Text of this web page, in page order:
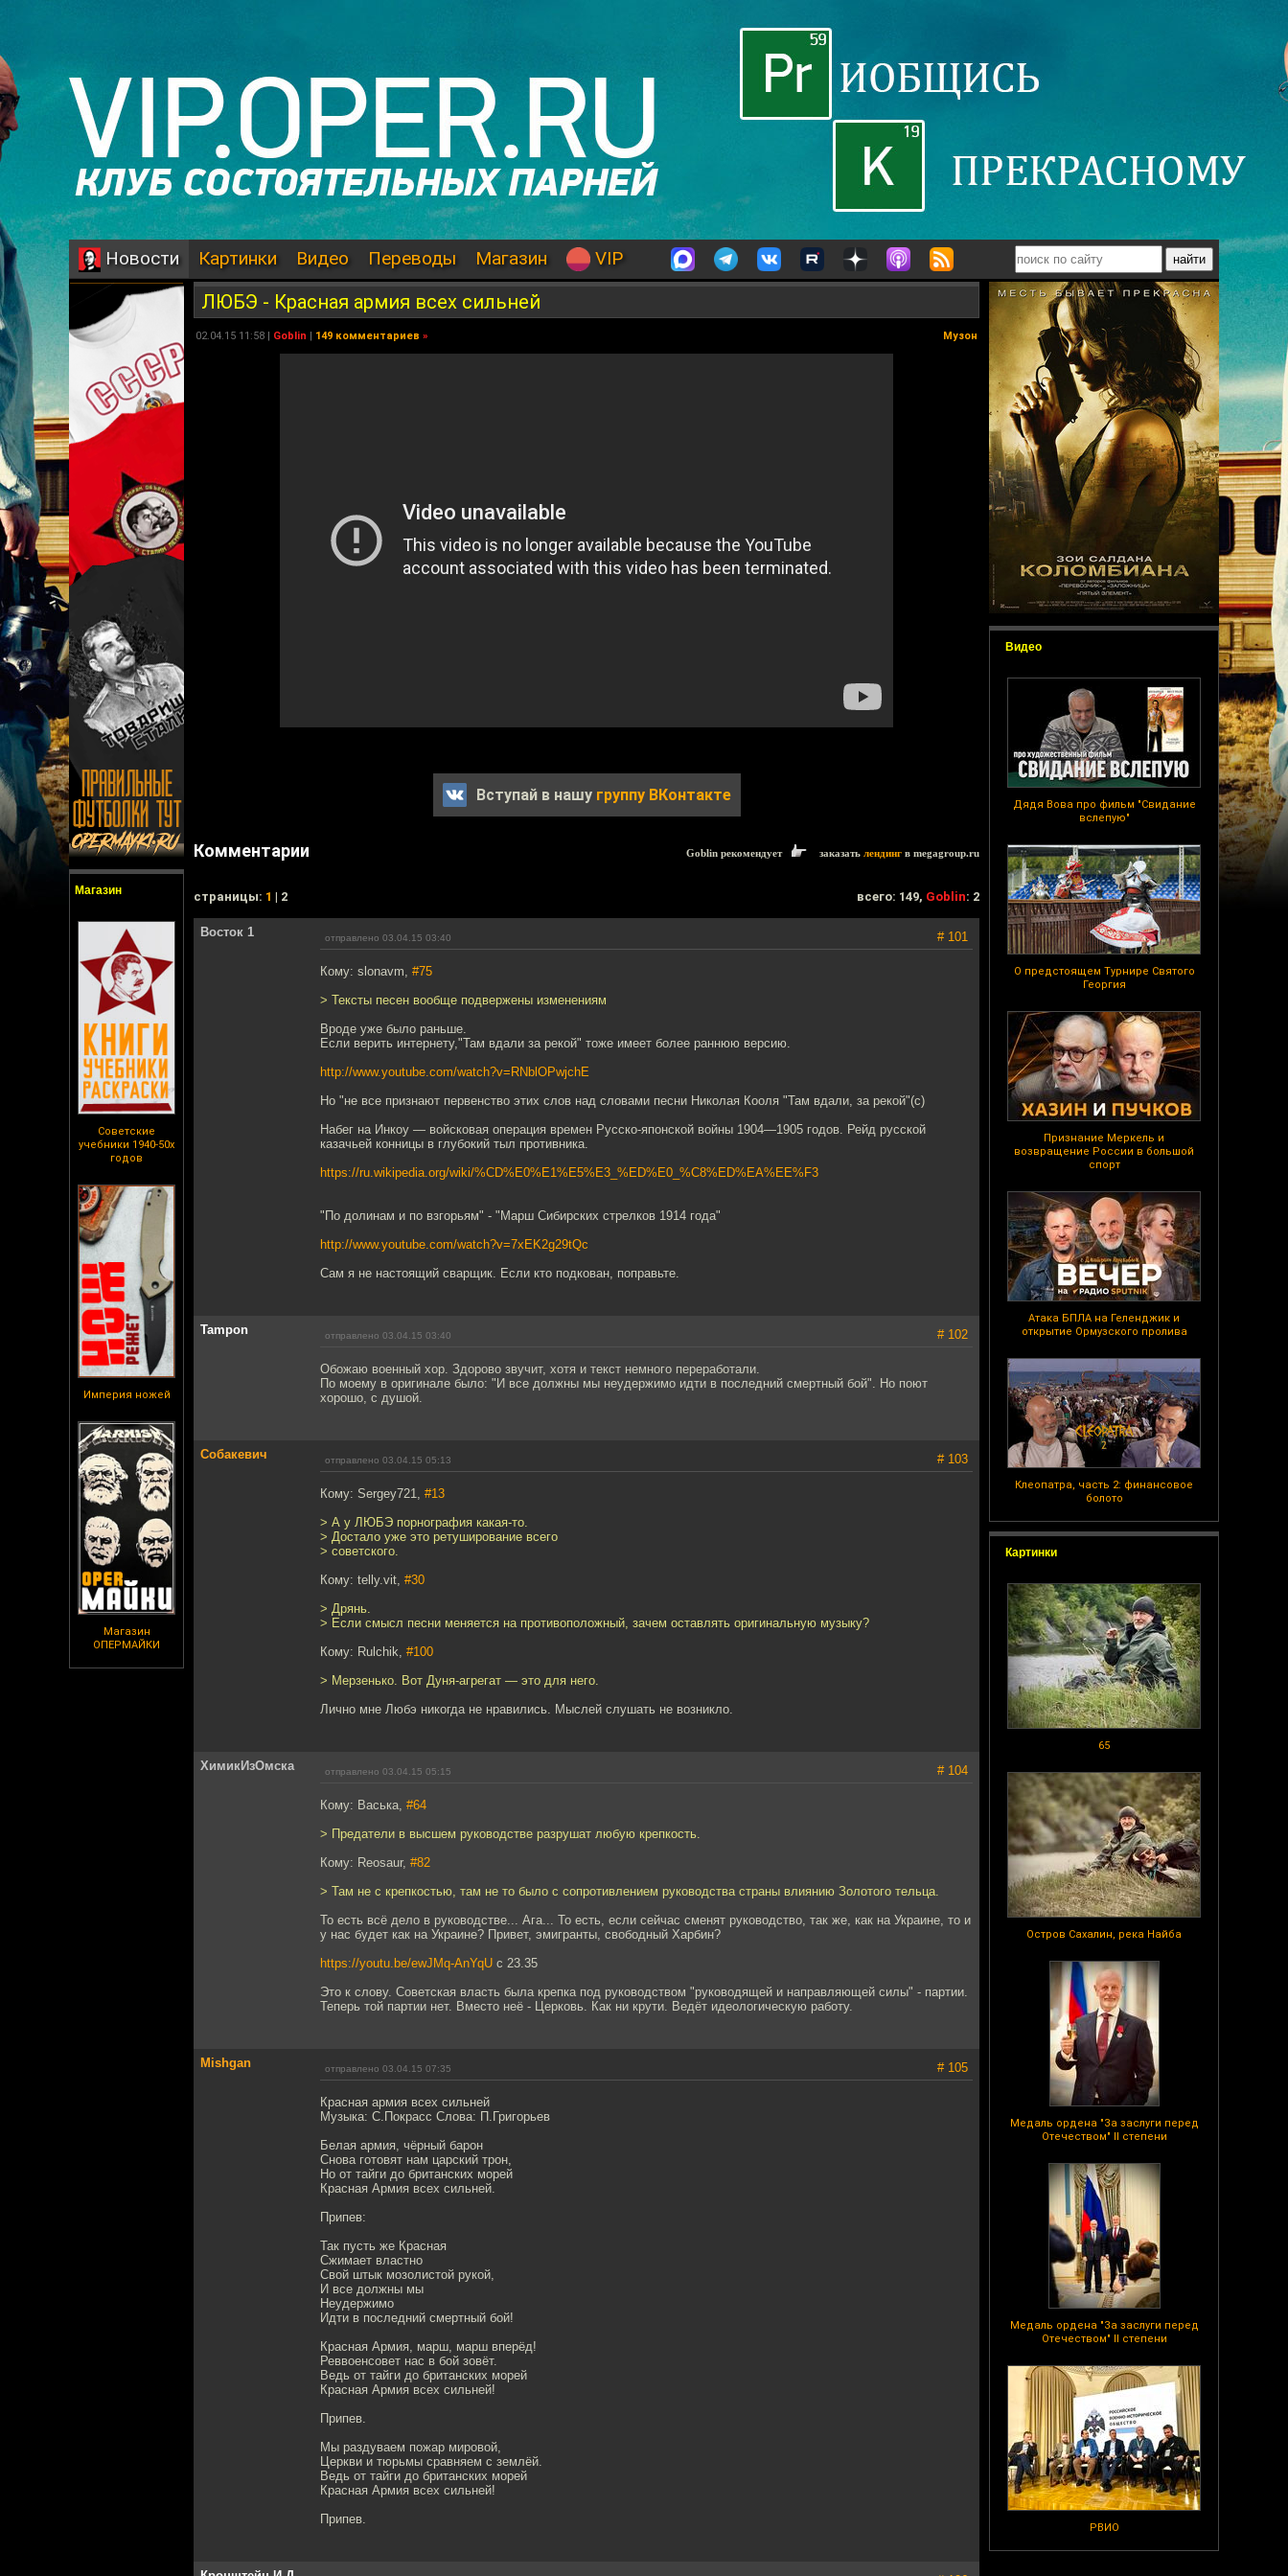
Новости Картинки Видео Переводы Магазин VIP
Магазин
Советские
учебники 1940-50х
годов
Империя ножей
Магазин
ОПЕРМАЙКИ
Видео
Дядя Вова про фильм "Свидание
вслепую"
О предстоящем Турнире Святого
Георгия
Признание Меркель и
возвращение России в большой
спорт
Атака БПЛА на Геленджик и
открытие Ормузского пролива
Клеопатра, часть 2: финансовое
болото
Картинки
65
Остров Сахалин, река Найба
Медаль ордена "За заслуги перед
Отечеством" II степени
Медаль ордена "За заслуги перед
Отечеством" II степени
РВИО
ЛЮБЭ - Красная армия всех сильней
02.04.15 11:58 | Goblin | 149 комментариев » Музон
Вступай в нашу группу ВКонтакте
Комментарии Goblin рекомендует заказать лендинг в megagroup.ru
cтраницы: 1 | 2 всего: 149, Goblin: 2
Восток 1 отправлено 03.04.15 03:40 # 101
Кому: slonavm, #75
> Тексты песен вообще подвержены изменениям
Вроде уже было раньше.
Если верить интернету,"Там вдали за рекой" тоже имеет более раннюю версию.
http://www.youtube.com/watch?v=RNblOPwjchE
Но "не все признают первенство этих слов над словами песни Николая Кооля "Там вдали, за рекой"(с)
Набег на Инкоу — войсковая операция времен Русско-японской войны 1904—1905 годов. Рейд русской
казачьей конницы в глубокий тыл противника.
https://ru.wikipedia.org/wiki/%CD%E0%E1%E5%E3_%ED%E0_%C8%ED%EA%EE%F3
"По долинам и по взгорьям" - "Марш Сибирских стрелков 1914 года"
http://www.youtube.com/watch?v=7xEK2g29tQc
Сам я не настоящий сварщик. Если кто подкован, поправьте.
Tampon отправлено 03.04.15 03:40 # 102
Обожаю военный хор. Здорово звучит, хотя и текст немного переработали.
По моему в оригинале было: "И все должны мы неудержимо идти в последний смертный бой". Но поют
хорошо, с душой.
Собакевич отправлено 03.04.15 05:13 # 103
Кому: Sergey721, #13
> А у ЛЮБЭ порнография какая-то.
> Достало уже это ретуширование всего
> советского.
Кому: telly.vit, #30
> Дрянь.
> Если смысл песни меняется на противоположный, зачем оставлять оригинальную музыку?
Кому: Rulchik, #100
> Мерзенько. Вот Дуня-агрегат — это для него.
Лично мне Любэ никогда не нравились. Мыслей слушать не возникло.
ХимикИзОмска отправлено 03.04.15 05:15 # 104
Кому: Васька, #64
> Предатели в высшем руководстве разрушат любую крепкость.
Кому: Reosaur, #82
> Там не с крепкостью, там не то было с сопротивлением руководства страны влиянию Золотого тельца.
То есть всё дело в руководстве... Ага... То есть, если сейчас сменят руководство, так же, как на Украине, то и
у нас будет как на Украине? Привет, эмигранты, свободный Харбин?
https://youtu.be/ewJMq-AnYqU с 23.35
Это к слову. Советская власть была крепка под руководством "руководящей и направляющей силы" - партии.
Теперь той партии нет. Вместо неё - Церковь. Как ни крути. Ведёт идеологическую работу.
Mishgan отправлено 03.04.15 07:35 # 105
Красная армия всех сильней
Музыка: С.Покрасс Слова: П.Григорьев
Белая армия, чёрный барон
Снова готовят нам царский трон,
Но от тайги до британских морей
Красная Армия всех сильней.
Припев:
Так пусть же Красная
Сжимает властно
Свой штык мозолистой рукой,
И все должны мы
Неудержимо
Идти в последний смертный бой!
Красная Армия, марш, марш вперёд!
Реввоенсовет нас в бой зовёт.
Ведь от тайги до британских морей
Красная Армия всех сильней!
Припев.
Мы раздуваем пожар мировой,
Церкви и тюрьмы сравняем с землёй.
Ведь от тайги до британских морей
Красная Армия всех сильней!
Припев.